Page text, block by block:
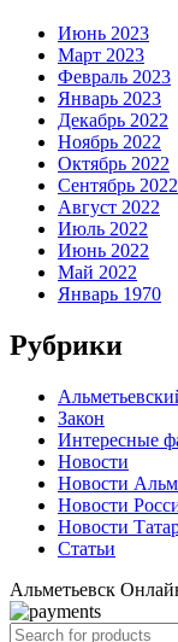
Июнь 2023
Март 2023
Февраль 2023
Январь 2023
Декабрь 2022
Ноябрь 2022
Октябрь 2022
Сентябрь 2022
Август 2022
Июль 2022
Июнь 2022
Май 2022
Январь 1970
Рубрики
Закон
Интересные
Новости
Новости
Новости
Новости
Статьи
Альметьевск